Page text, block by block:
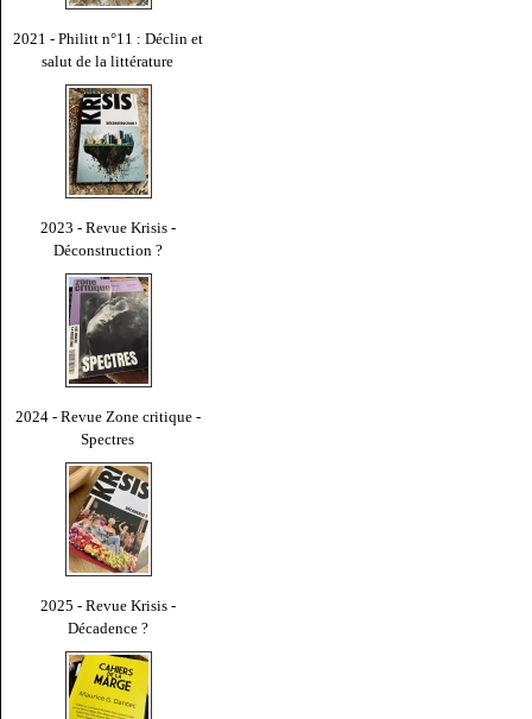
2021 - Philitt n°11 : Déclin et
salut de la littérature
2023 - Revue Krisis -
Déconstruction ?
2024 - Revue Zone critique -
Spectres
2025 - Revue Krisis -
Décadence ?